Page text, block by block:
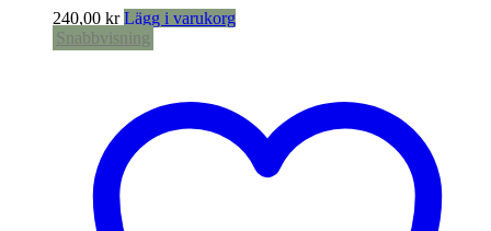
240,00 kr Lägg i varukorg
Snabbvisning